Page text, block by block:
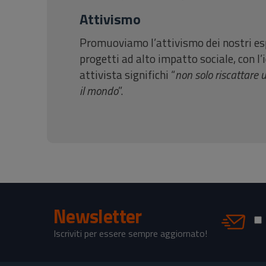
Attivismo
Promuoviamo l’attivismo dei nostri
progetti ad alto impatto sociale, con
attivista significhi “non solo riscattare
il mondo”.
Newsletter
Iscriviti per essere sempre aggiornato!